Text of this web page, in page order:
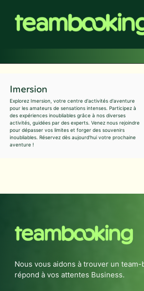
contenu
Imersion
Explorez Imersion, votre centre d'activités d'aventure
pour les amateurs de sensations intenses. Participez à
des expériences inoubliables grâce à nos diverses
activités, guidées par des experts. Venez nous rejoindre
pour dépasser vos limites et forger des souvenirs
inoubliables. Réservez dès aujourd'hui votre prochaine
aventure !
Nous vous aidons à trouver un
répond à vos attentes Business.